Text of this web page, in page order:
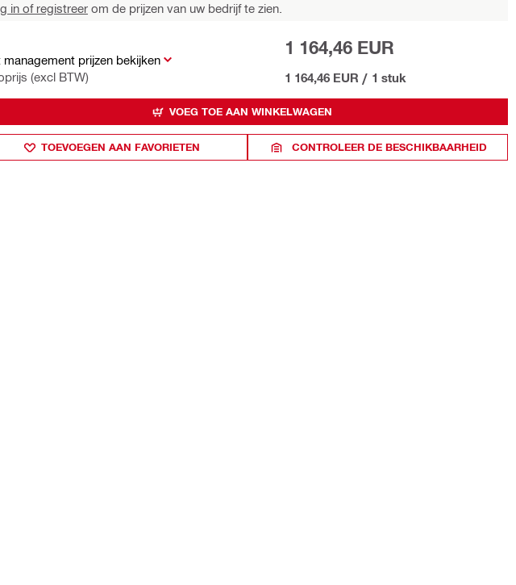
in of registreer om de prijzen van uw bedrijf te zien.
management prijzen bekijken
(excl BTW)
1 164,46 EUR
1 164,46 EUR / 1 stuk
VOEG TOE AAN WINKELWAGEN
TOEVOEGEN AAN FAVORIETEN CONTROLEER DE BESCHIKBAARHEID